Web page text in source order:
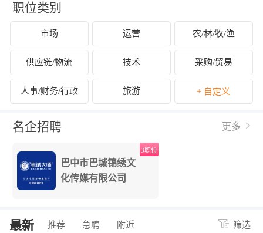
职位类别
市场 运营 农/林/牧/渔
供应链/物流 技术 采购/贸易
人事/财务/行政 旅游 + 自定义
名企招聘 更多
巴中市巴城锦绣文
化传媒有限公司
3职位
最新 推荐 急聘 附近 筛选